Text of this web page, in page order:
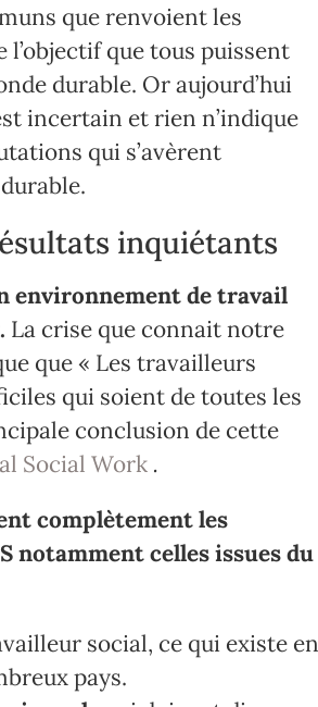
que renvoient les
que tous puissent
durable. Or aujourd’hui
incertain et rien n’indique
qui s’avèrent
inquiétants
environnement de travail
La crise que connait notre
que « Les travailleurs
qui soient de toutes les
conclusion de cette
Social Work .
complètement les
notamment celles issues du
social, ce qui existe en
pays.